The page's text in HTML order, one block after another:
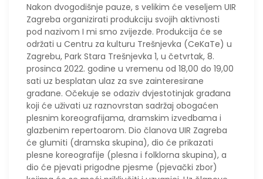
Nakon dvogodišnje pauze, s velikim će veseljem UIR
Zagreba organizirati produkciju svojih aktivnosti
pod nazivom I mi smo zvijezde. Produkcija će se
održati u Centru za kulturu Trešnjevka (CeKaTe) u
Zagrebu, Park Stara Trešnjevka 1, u četvrtak, 8.
prosinca 2022. godine u vremenu od 18,00 do 19,00
sati uz besplatan ulaz za sve zainteresirane
građane. Očekuje se odaziv dvjestotinjak građana
koji će uživati uz raznovrstan sadržaj obogaćen
plesnim koreografijama, dramskim izvedbama i
glazbenim repertoarom. Dio članova UIR Zagreba
će glumiti (dramska skupina), dio će prikazati
plesne koreografije (plesna i folklorna skupina), a
dio će pjevati prigodne pjesme (pjevački zbor)